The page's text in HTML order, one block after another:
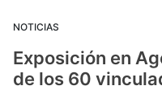
NOTICIAS
Exposición en
de los 60